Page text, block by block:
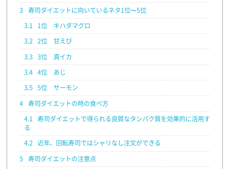
3 寿司ダイエットに向いているネタ1位〜5位
3.1
1位 キハダマグロ
3.2 2位 甘えび
3.3 3位 真イカ
3.4 4位 あじ
3.5 5位 サーモン
4 寿司ダイエットの時の食べ方
4.1 寿司ダイエットで得られる良質なタンパク質を効果的に活用す
る
4.2 近年、回転寿司ではシャリなし注文ができる
5 寿司ダイエットの注意点